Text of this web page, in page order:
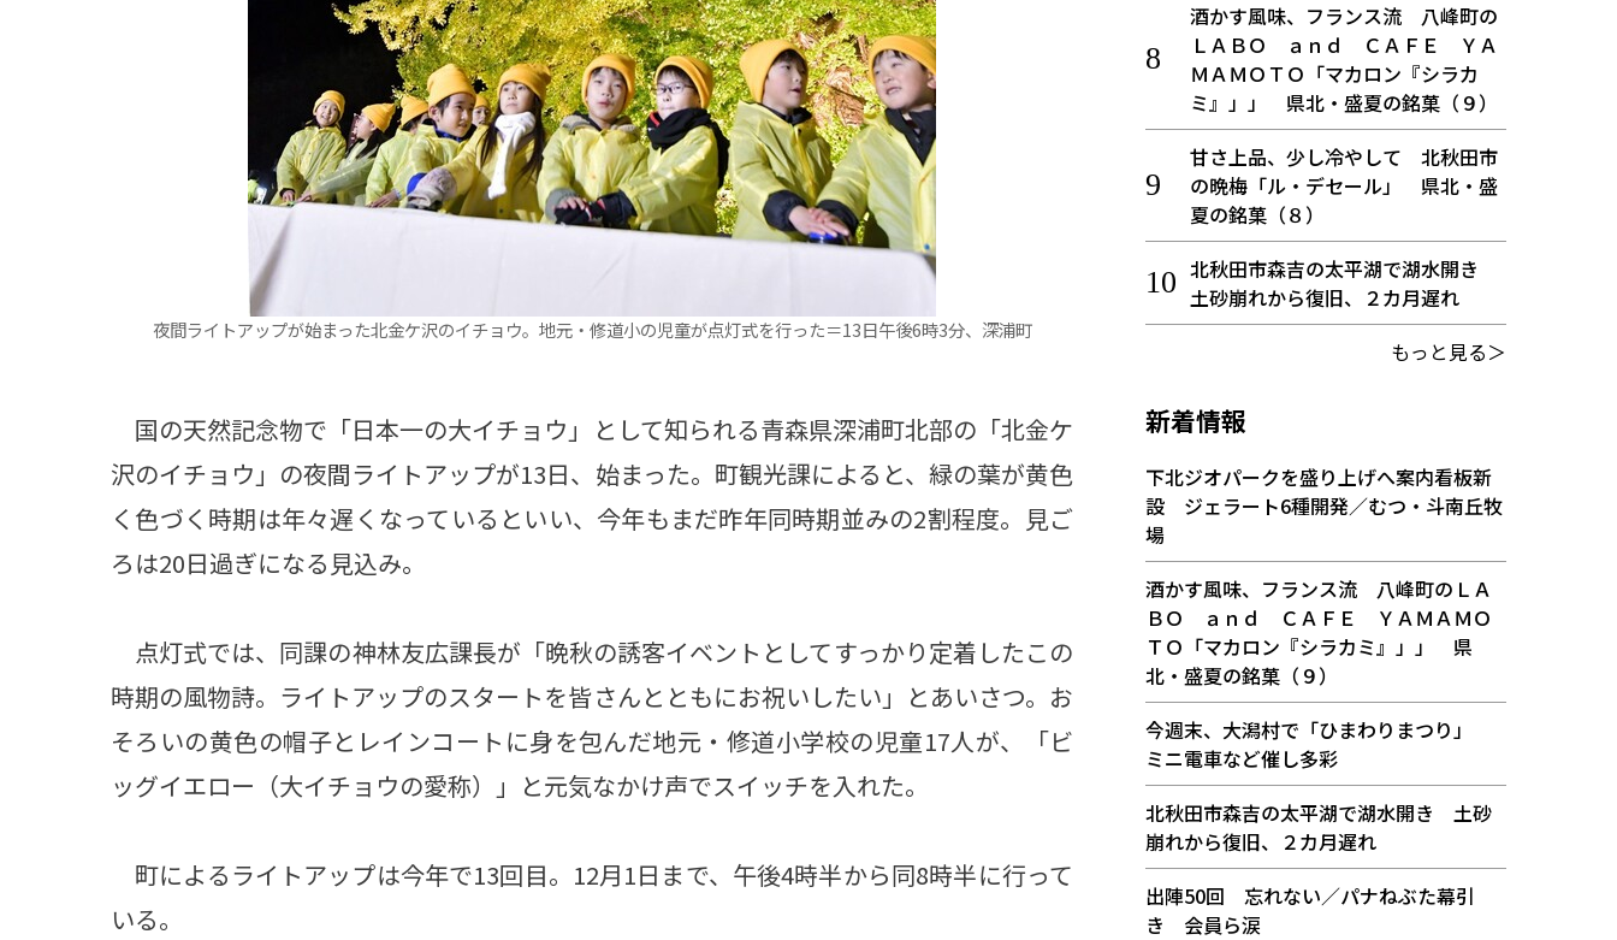
夜間ライトアップが始まった北金ケ沢のイチョウ。地元・修道小の児童が点灯式を行った＝13日午後6時3分、深浦町
国の天然記念物で「日本一の大イチョウ」として知られる青森県深浦町北部の「北金ケ
沢のイチョウ」の夜間ライトアップが13日、始まった。町観光課によると、緑の葉が黄色
く色づく時期は年々遅くなっているといい、今年もまだ昨年同時期並みの2割程度。見ご
ろは20日過ぎになる見込み。
点灯式では、同課の神林友広課長が「晩秋の誘客イベントとしてすっかり定着したこの
時期の風物詩。ライトアップのスタートを皆さんとともにお祝いしたい」とあいさつ。お
そろいの黄色の帽子とレインコートに身を包んだ地元・修道小学校の児童17人が、「ビ
ッグイエロー（大イチョウの愛称）」と元気なかけ声でスイッチを入れた。
町によるライトアップは今年で13回目。12月1日まで、午後4時半から同8時半に行って
いる。
酒かす風味、フランス流 八峰町の
ＬＡＢＯ ａｎｄ ＣＡＦＥ ＹＡ
ＭＡＭＯＴＯ「マカロン『シラカ
ミ』」」 県北・盛夏の銘菓（９）
甘さ上品、少し冷やして 北秋田市
の晩梅「ル・デセール」 県北・盛
夏の銘菓（８）
北秋田市森吉の太平湖で湖水開き
土砂崩れから復旧、２カ月遅れ
もっと見る＞
新着情報
下北ジオパークを盛り上げへ案内看板新
設 ジェラート6種開発／むつ・斗南丘牧
場
酒かす風味、フランス流 八峰町のＬＡ
ＢＯ ａｎｄ ＣＡＦＥ ＹＡＭＡＭＯ
ＴＯ「マカロン『シラカミ』」」 県
北・盛夏の銘菓（９）
今週末、大潟村で「ひまわりまつり」
ミニ電車など催し多彩
北秋田市森吉の太平湖で湖水開き 土砂
崩れから復旧、２カ月遅れ
出陣50回 忘れない／パナねぶた幕引
き 会員ら涙